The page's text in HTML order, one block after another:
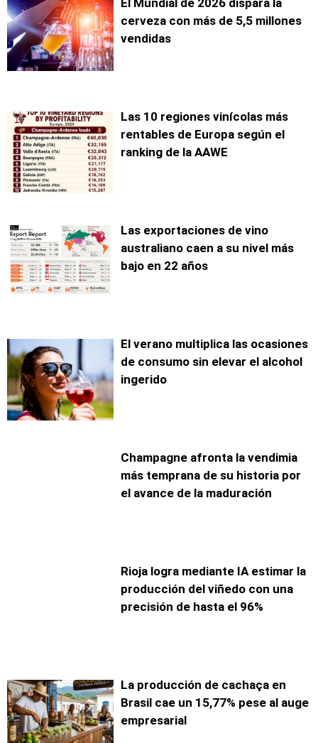
cerveza con más de 5,5 millones
vendidas
Las 10 regiones vinícolas más
rentables de Europa según el
ranking de la AAWE
Las exportaciones de vino
australiano caen a su nivel más
bajo en 22 años
El verano multiplica las ocasiones
de consumo sin elevar el alcohol
ingerido
Champagne afronta la vendimia
más temprana de su historia por
el avance de la maduración
Rioja logra mediante IA estimar la
producción del viñedo con una
precisión de hasta el 96%
La producción de cachaça en
Brasil cae un 15,77% pese al auge
empresarial